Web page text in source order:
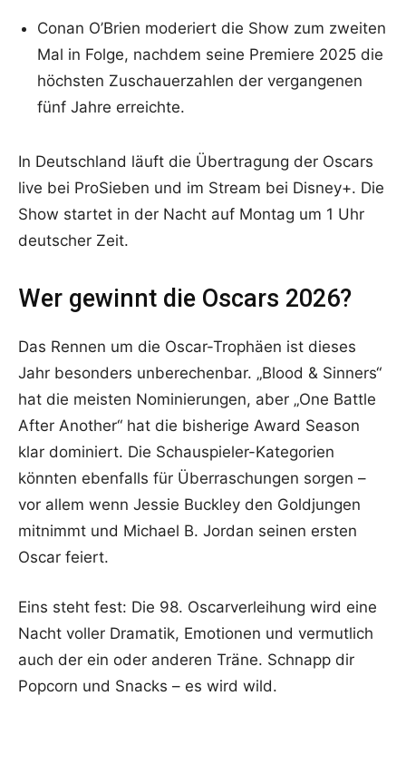
Conan O’Brien moderiert die Show zum zweiten
Mal in Folge, nachdem seine Premiere 2025 die
höchsten Zuschauerzahlen der vergangenen
fünf Jahre erreichte.
In Deutschland läuft die Übertragung der Oscars
live bei ProSieben und im Stream bei Disney+. Die
Show startet in der Nacht auf Montag um 1 Uhr
deutscher Zeit.
Wer gewinnt die Oscars 2026?
Das Rennen um die Oscar-Trophäen ist dieses
Jahr besonders unberechenbar. „Blood & Sinners“
hat die meisten Nominierungen, aber „One Battle
After Another“ hat die bisherige Award Season
klar dominiert. Die Schauspieler-Kategorien
könnten ebenfalls für Überraschungen sorgen –
vor allem wenn Jessie Buckley den Goldjungen
mitnimmt und Michael B. Jordan seinen ersten
Oscar feiert.
Eins steht fest: Die 98. Oscarverleihung wird eine
Nacht voller Dramatik, Emotionen und vermutlich
auch der ein oder anderen Träne. Schnapp dir
Popcorn und Snacks – es wird wild.